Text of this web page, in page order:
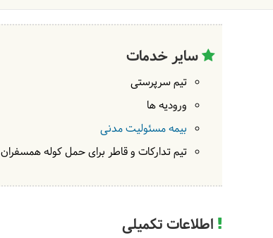
سایر خدمات
تیم سرپرستی
ورودیه ها
بیمه مسئولیت مدنی
تیم تدارکات و قاطر برای حمل کوله همسفران
اطلاعات تکمیلی